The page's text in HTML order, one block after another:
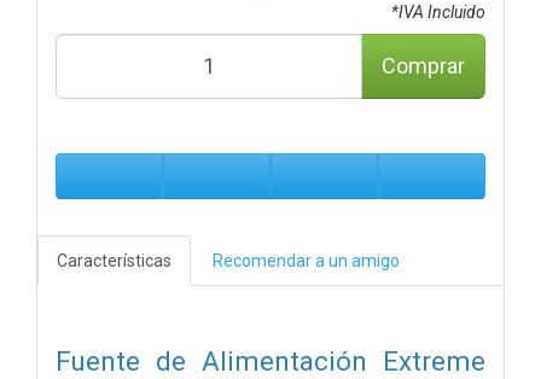
*IVA Incluido
Comprar
Características Recomendar a un amigo
Fuente de Alimentación Extreme